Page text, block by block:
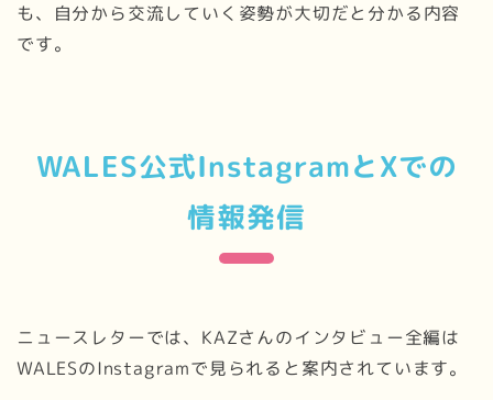
も、自分から交流していく姿勢が大切だと分かる内容
です。
WALES公式InstagramとXでの
情報発信
ニュースレターでは、KAZさんのインタビュー全編は
WALESのInstagramで見られると案内されています。